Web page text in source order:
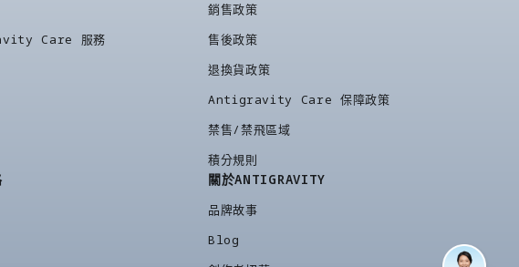
Care 服務
銷售政策
售後政策
退換貨政策
Antigravity Care 保障政策
禁售/禁飛區域
積分規則
關於ANTIGRAVITY
品牌故事
Blog